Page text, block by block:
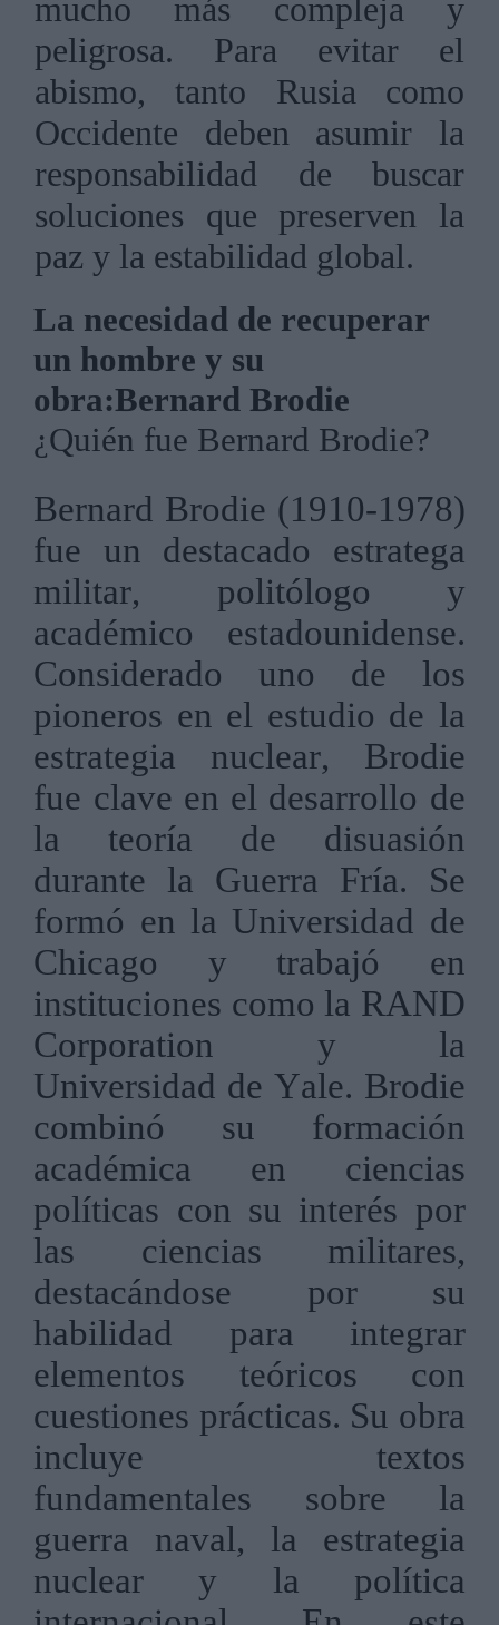
mucho más compleja y
peligrosa. Para evitar el
abismo, tanto Rusia como
Occidente deben asumir la
responsabilidad de buscar
soluciones que preserven la
paz y la estabilidad global.
La necesidad de recuperar
un hombre y su
obra:Bernard Brodie
¿Quién fue Bernard Brodie?
Bernard Brodie (1910-1978)
fue un destacado estratega
militar, politólogo y
académico estadounidense.
Considerado uno de los
pioneros en el estudio de la
estrategia nuclear, Brodie
fue clave en el desarrollo de
la teoría de disuasión
durante la Guerra Fría. Se
formó en la Universidad de
Chicago y trabajó en
instituciones como la RAND
Corporation y la
Universidad de Yale. Brodie
combinó su formación
académica en ciencias
políticas con su interés por
las ciencias militares,
destacándose por su
habilidad para integrar
elementos teóricos con
cuestiones prácticas. Su obra
incluye textos
fundamentales sobre la
guerra naval, la estrategia
nuclear y la política